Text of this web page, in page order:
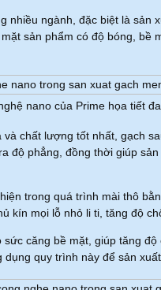
nhiều ngành, đặc biệt là sản
sản phẩm có độ bóng,
nano của Prime họa tiết
chất lượng tốt nhất, gạch
độ phẳng, đồng thời giúp
trong quá trình mài thô
kín mọi lỗ nhỏ li ti, tăng độ
căng bề mặt, giúp tăng
quy trình này để sản